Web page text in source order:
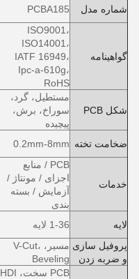
شماره مدل PCBA185
گواهینامه
ISO9001،
ISO14001،
IATF 16949،
Ipc-a-610g،
RoHS
شکل PCB
مستطیل، گرد،
سوراخ، برش،
پیچیده
ضخامت تخته 0.2mm-8mm
خدمات
PCB / منابع
اجزای / مونتاژ /
آزمایش / بسته
بندی
لایه 1-36 لایه
پروفیل سازی
و ضربه زدن
مسیر، V-Cut،
Beveling
PCB سخت، HDI